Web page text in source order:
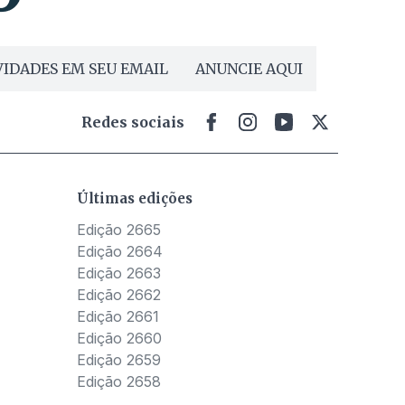
EM SEU EMAIL ANUNCIE AQUI
Redes sociais
Últimas edições
Edição 2665
Edição 2664
Edição 2663
Edição 2662
Edição 2661
Edição 2660
Edição 2659
Edição 2658